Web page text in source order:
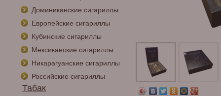
Доминиканские сигариллы
Европейские сигариллы
Кубинские сигариллы
Мексиканские сигариллы
Никарагуанские сигариллы
Российские сигариллы
Табак